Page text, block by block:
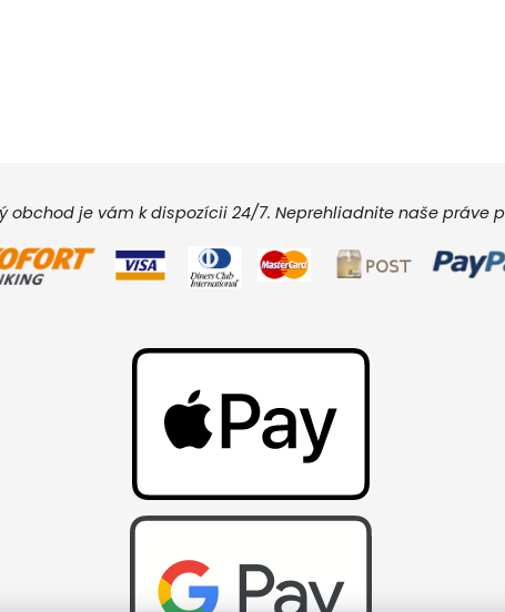
obchod je vám k dispozícii 24/7. Neprehliadnite naše